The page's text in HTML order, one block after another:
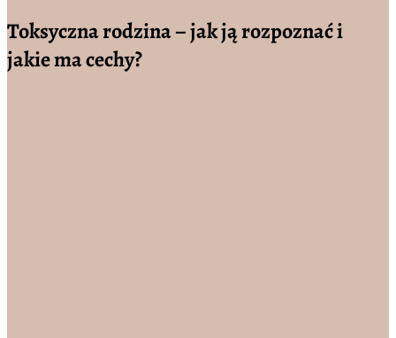
Toksyczna rodzina – jak ją rozpoznać i
jakie ma cechy?